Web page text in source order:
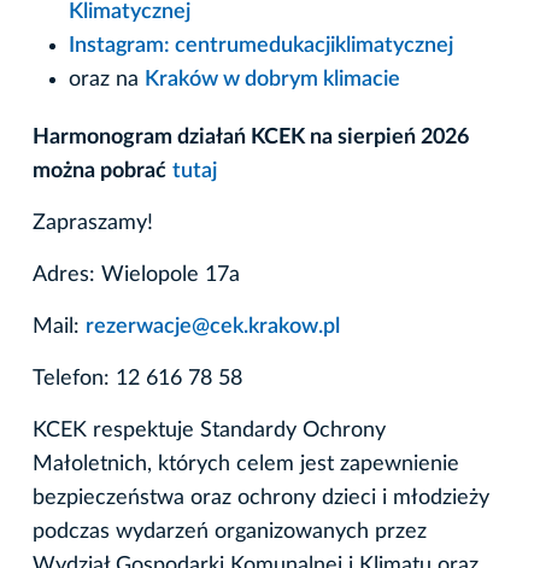
Klimatycznej
Instagram: centrumedukacjiklimatycznej
oraz na Kraków w dobrym klimacie
Harmonogram działań KCEK na sierpień 2026
można pobrać tutaj
Zapraszamy!
Adres: Wielopole 17a
Mail: rezerwacje@cek.krakow.pl
Telefon: 12 616 78 58
KCEK respektuje Standardy Ochrony
Małoletnich, których celem jest zapewnienie
bezpieczeństwa oraz ochrony dzieci i młodzieży
podczas wydarzeń organizowanych przez